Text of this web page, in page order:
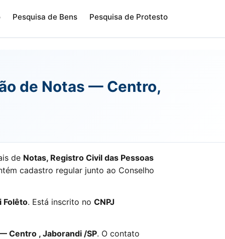
Pesquisa de Bens Pesquisa de Protesto
de Notas — Centro,
de Notas, Registro Civil das Pessoas
cadastro regular junto ao Conselho
Folêto. Está inscrito no CNPJ
Centro , Jaborandi /SP. O contato